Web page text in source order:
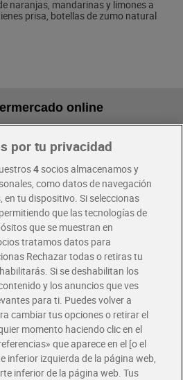
naranjas, mandarinas y limones a
prisa, botellas de zumo natural
online
superiores a 100€
o Uber Eats
exclusivas.
y busca tu tienda más cercana
por tu privacidad
4socios almacenamos y
como datos de navegación
tu dispositivo. Si seleccionas
que las tecnologías de
que se muestran en
tratamos datos para
Rechazar todas o retiras tu
Si se deshabilitan los
y los anuncios que ves
para ti. Puedes volver a
cambiar tus opciones o retirar el
momento haciendo clic en el
que aparece en el [o el
inferior izquierda de la página web,
inferior de la página web. Tus